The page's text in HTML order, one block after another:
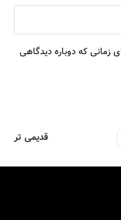
زمانی که دوباره دیدگاهی
قدیمی تر